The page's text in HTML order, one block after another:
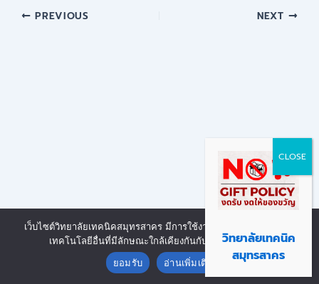
PREVIOUS NEXT
Copyright © 2026 | Powered by งานศูนย์ข้อมูลสารสนเทศ วิทยาลัย
เทคนิคสมุทรสาคร
วิทยาลัยเทคนิค
สมุทรสาคร
เว็บไซต์วิทยาลัยเทคนิคสมุทรสาคร มีการใช้งานเทคโนโลยีคุกกี้ หรือ
เทคโนโลยีอื่นที่มีลักษณะใกล้เคียงกันกับคุกกี้ บนเว็บไซต์
ยอมรับ
อ่านเพิ่มเติม
Contact us